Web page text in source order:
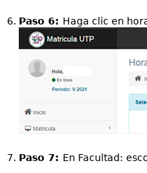
Paso 6: Haga clic en
Paso 7: En Facultad: